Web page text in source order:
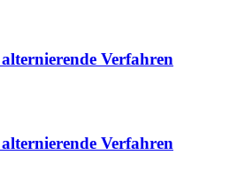
Verfahren
Verfahren